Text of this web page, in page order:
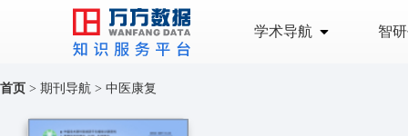
学术导航 智
首页 > 期刊导航 > 中医康复